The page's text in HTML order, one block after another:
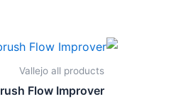
Vallejo all products
Flow Improver